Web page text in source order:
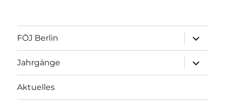
FÖJ Berlin
öffnen
Jahrgänge
öffnen
Aktuelles